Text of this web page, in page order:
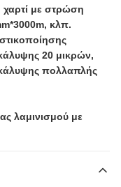
με στρώση
κλπ.
20 μικρών,
πολλαπλής
λαμινισμού με